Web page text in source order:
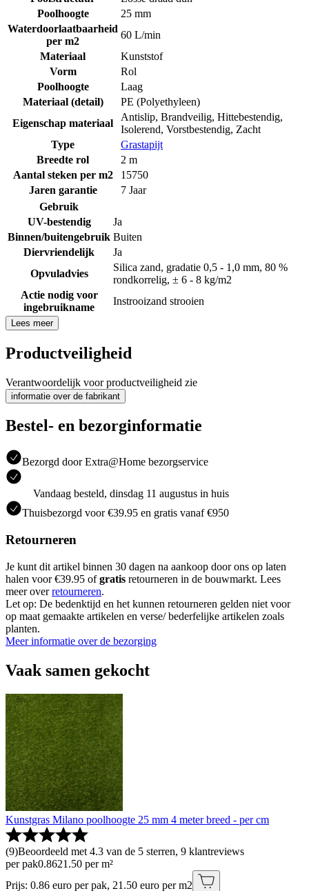
Poolhoogte
25 mm
Waterdoorlaatbaarheid
per m2
60 L/min
Materiaal
Kunststof
Vorm
Rol
Poolhoogte
Laag
Materiaal (detail)
PE (Polyethyleen)
Eigenschap materiaal
Antislip, Brandveilig, Hittebestendig,
Isolerend, Vorstbestendig, Zacht
Type
Grastapijt
Breedte rol
2 m
Aantal steken per m2
15750
Jaren garantie
7 Jaar
Gebruik
UV-bestendig
Ja
Binnen/buitengebruik Buiten
Diervriendelijk
Ja
Opvuladvies
Silica zand, gradatie 0,5 - 1,0 mm, 80 %
rondkorrelig, ± 6 - 8 kg/m2
Actie nodig voor
ingebruikname
Instrooizand strooien
Lees meer
Productveiligheid
Verantwoordelijk voor productveiligheid zie
informatie over de fabrikant
Bestel- en bezorginformatie
Bezorgd door Extra@Home bezorgservice
Vandaag besteld, dinsdag 11 augustus in huis
Thuisbezorgd voor €39.95 en gratis vanaf €950
Retourneren
Je kunt dit artikel binnen 30 dagen na aankoop door ons op laten
halen voor €39.95 ofgratis retourneren in de bouwmarkt. Lees
meer overretourneren.
Let op: De bedenktijd en het kunnen retourneren gelden niet voor
op maat gemaakte artikelen en verse/ bederfelijke artikelen zoals
planten.
Meer informatie over de bezorging
Vaak samen gekocht
Kunstgras Milano poolhoogte 25 mm 4 meter breed - per cm
(9)Beoordeeld met 4.3 van de 5 sterren, 9 klantreviews
per pak0.8621.50 per m²
Prijs: 0.86 euro per pak, 21.50 euro per m2